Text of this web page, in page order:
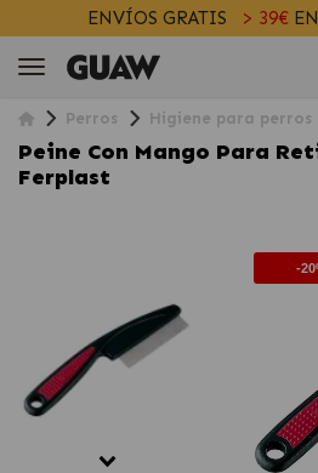
ENVÍOS GRATIS > 39€
Perros Higiene para perros
Peine Con Mango Para
Ferplast
-